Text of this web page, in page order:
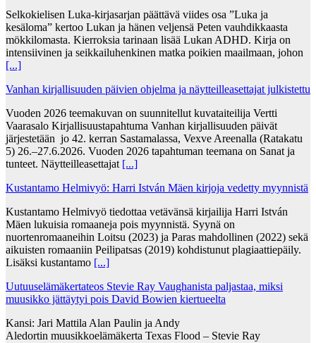
Selkokielisen Luka-kirjasarjan päättävä viides osa ”Luka ja
kesäloma” kertoo Lukan ja hänen veljensä Peten vauhdikkaasta
mökkilomasta. Kierroksia tarinaan lisää Lukan ADHD. Kirja on
intensiivinen ja seikkailuhenkinen matka poikien maailmaan, johon
[...]
Vanhan kirjallisuuden päivien ohjelma ja näytteilleasettajat julkistettu
Vuoden 2026 teemakuvan on suunnitellut kuvataiteilija Vertti
Vaarasalo Kirjallisuustapahtuma Vanhan kirjallisuuden päivät
järjestetään jo 42. kerran Sastamalassa, Vexve Areenalla (Ratakatu
5) 26.–27.6.2026. Vuoden 2026 tapahtuman teemana on Sanat ja
tunteet. Näytteilleasettajat [...]
Kustantamo Helmivyö: Harri István Mäen kirjoja vedetty myynnistä
Kustantamo Helmivyö tiedottaa vetävänsä kirjailija Harri István
Mäen lukuisia romaaneja pois myynnistä. Syynä on
nuortenromaaneihin Loitsu (2023) ja Paras mahdollinen (2022) sekä
aikuisten romaaniin Peilipatsas (2019) kohdistunut plagiaattiepäily.
Lisäksi kustantamo [...]
Uutuuselämäkertateos Stevie Ray Vaughanista paljastaa, miksi
muusikko jättäytyi pois David Bowien kiertueelta
Kansi: Jari Mattila Alan Paulin ja Andy
Aledortin muusikkoelämäkerta Texas Flood – Stevie Ray